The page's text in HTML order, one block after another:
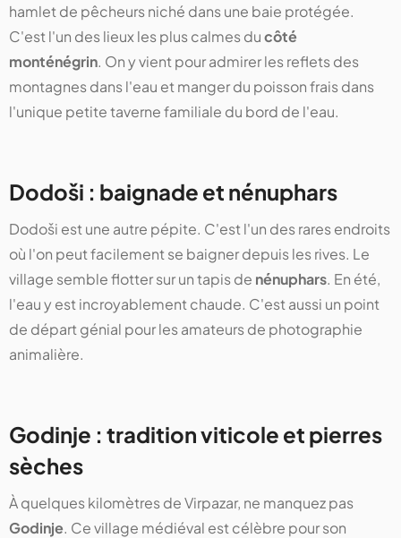
hamlet de pêcheurs niché dans une baie protégée.
C'est l'un des lieux les plus calmes ducôté
monténégrin. On y vient pour admirer les reflets des
montagnes dans l'eau et manger du poisson frais dans
l'unique petite taverne familiale du bord de l'eau.
Dodoši : baignade et nénuphars
Dodoši est une autre pépite. C'est l'un des rares endroits
où l'on peut facilement se baigner depuis les rives. Le
village semble flotter sur un tapis de nénuphars. En été,
l'eau y est incroyablement chaude. C'est aussi un point
de départ génial pour les amateurs de photographie
animalière.
Godinje : tradition viticole et pierres
sèches
À quelques kilomètres de Virpazar, ne manquez pas
Godinje. Ce village médiéval est célèbre pour son